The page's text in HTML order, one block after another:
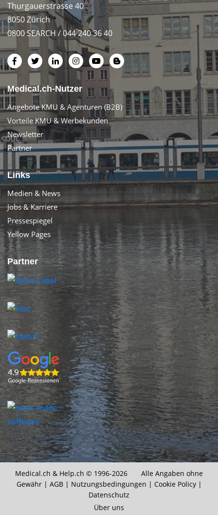
Thurgauerstrasse 40
8050 Zürich
0800 SEARCH / 044 240 36 40
Medical.ch-Nutzer
Angebote KMU & Agenturen (B2B)
Vorteile KMU & Werbekunden
Newsletter
Partner
Links
Medien & News
Jobs & Karriere
Pressespiegel
Yellow Pages
Partner
Medical.ch & Help.ch © 1996-2026 Alle Angaben ohne
Gewähr | AGB| Nutzungsbedingungen | Cookie Policy|
Datenschutz
Über uns